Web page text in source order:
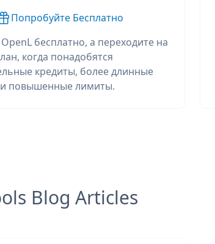
Попробуйте Бесплатно
бесплатно, а переходите на
когда понадобятся
кредиты, более длинные
повышенные лимиты.
Blog Articles